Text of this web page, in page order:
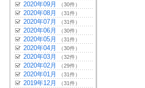
2020年09月 （30件）
2020年08月 （31件）
2020年07月 （31件）
2020年06月 （30件）
2020年05月 （31件）
2020年04月 （30件）
2020年03月 （32件）
2020年02月 （29件）
2020年01月 （31件）
2019年12月 （31件）